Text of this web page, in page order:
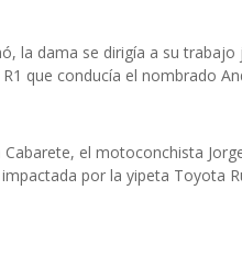
la dama se dirigía a su
que conducía el nombrado
Cabarete, el motoconchista
por la yipeta Toyota